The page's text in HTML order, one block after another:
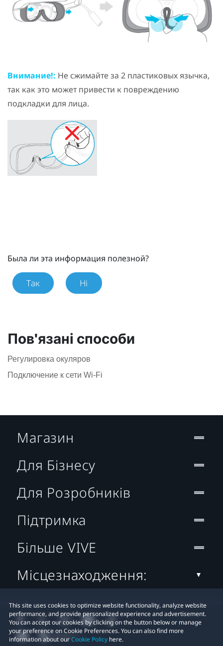
Внимание!: Не сжимайте за 2 пластиковых язычка,
так как это может привести к повреждению
подкладки для лица.
Была ли эта информация полезной?
Так Ні
Пов'язані способи
Регулировка окуляров
Подключение к сети Wi-Fi
This site uses cookies to optimize website functionality, analyze website
performance, and provide personalized experience and advertisement.
You can accept our cookies by clicking on the button below or manage
your preference on Cookie Preferences. You can also find more
information about ourCookie Policy here.
Магазин
Для Бізнесу
Для Розробників
Підтримка
Більше VIVE
Місцезнаходження: